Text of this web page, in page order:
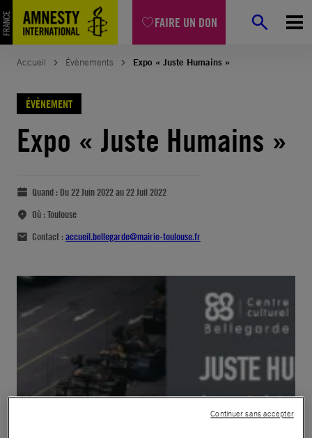
FAIRE UN DON
Accueil Évènements Expo « Juste Humains »
ÉVÈNEMENT
Expo « Juste Humains »
Quand : Du 22 Juin 2022 au 22 Juil 2022
Où :Toulouse
Contact :accueil.bellegarde@mairie-toulouse.fr
Continuer sans accepter